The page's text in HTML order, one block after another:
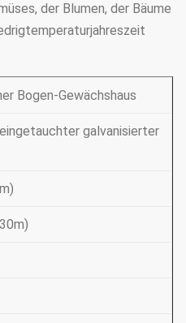
der Blumen, der Bäume
Bogen-Gewächshaus
galvanisierter